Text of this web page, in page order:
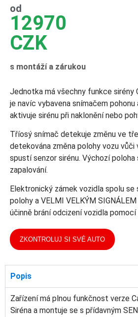
od
12970
CZK
s montáží a zárukou
Jednotka má všechny funkce sirény
je navíc vybavena snímačem
aktivuje sirénu při naklonění nebo
Tříosý snímač detekuje změnu ve
detekována změna polohy vozu vůči
spustí senzor sirénu. Výchozí
zapalování.
Elektronický zámek vozidla spolu se
polohy a VELMI VELKÝM
účinně brání odcizení vozidla pomocí
ZKONTROLUJ SI SVÉ AUTO
Popis
Zařízení má plnou funkčnost verze
Siréna a montuje se s přídavným